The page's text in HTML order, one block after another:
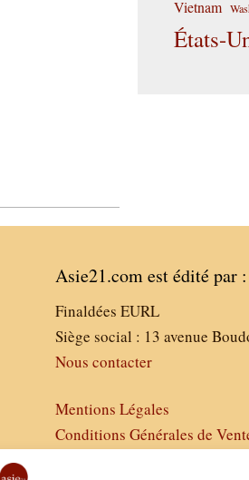
Vietnam
États-
Asie21.com est édité par :
Finaldées EURL
Siège social : 13 avenue
Nous contacter
Mentions Légales
Conditions Générales de